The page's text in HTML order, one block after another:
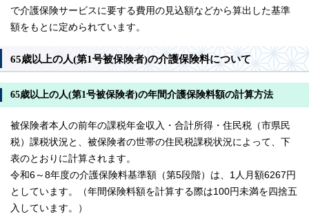
で介護保険サービスに要する費用の見込額などから算出した基準
額をもとに定められています。
65歳以上の人(第1号被保険者)の介護保険料について
65歳以上の人(第1号被保険者)の年間介護保険料額の計算方法
被保険者本人の前年の課税年金収入・合計所得・住民税（市県民
税）課税状況と、被保険者の世帯の住民税課税状況によって、下
表のとおりに計算されます。
令和6～8年度の介護保険料基準額（第5段階）は、1人月額6267円
としています。（年間保険料額を計算する際は100円未満を四捨五
入しています。）